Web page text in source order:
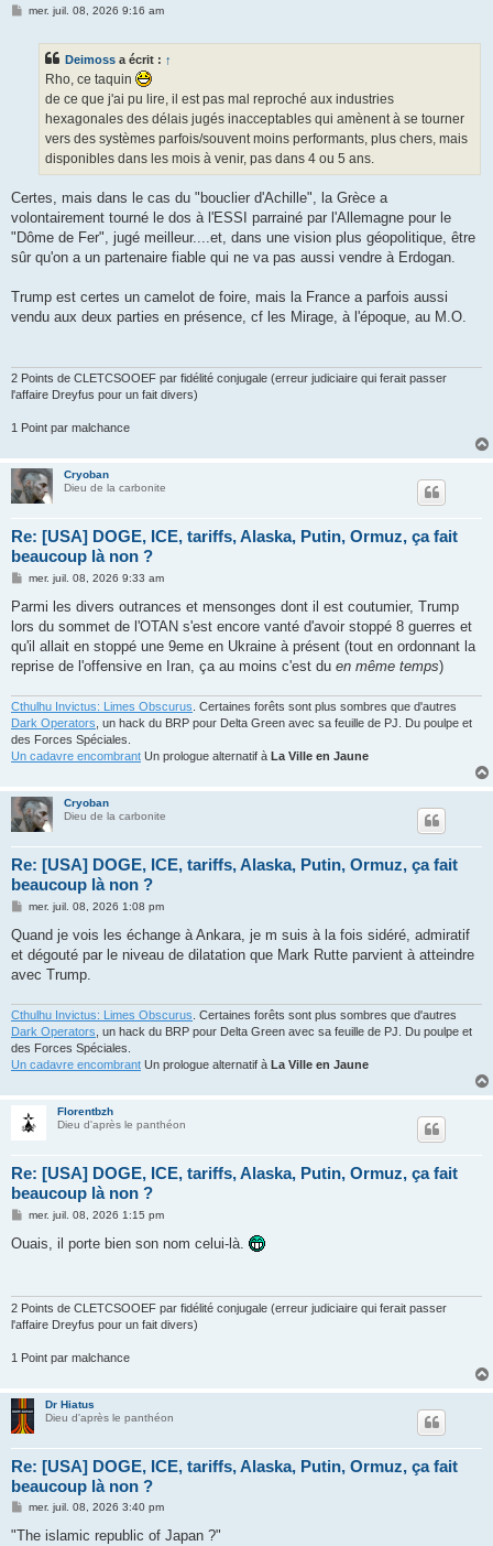
Mmer. juil. 08, 2026 9:16 am
Deimoss a écrit : ↑
Rho, ce taquin
de ce que j'ai pu lire, il est pas mal reproché aux industries
hexagonales des délais jugés inacceptables qui amènent à se tourner
vers des systèmes parfois/souvent moins performants, plus chers, mais
disponibles dans les mois à venir, pas dans 4 ou 5 ans.
Certes, mais dans le cas du "bouclier d'Achille", la Grèce a
volontairement tourné le dos à l'ESSI parrainé par l'Allemagne pour le
"Dôme de Fer", jugé meilleur....et, dans une vision plus géopolitique, être
sûr qu'on a un partenaire fiable qui ne va pas aussi vendre à Erdogan.
Trump est certes un camelot de foire, mais la France a parfois aussi
vendu aux deux parties en présence, cf les Mirage, à l'époque, au M.O.
2 Points de CLETCSOOEF par fidélité conjugale (erreur judiciaire qui ferait passer
l'affaire Dreyfus pour un fait divers)
1 Point par malchance
Cryoban
Dieu de la carbonite
Re: [USA] DOGE, ICE, tariffs, Alaska, Putin, Ormuz, ça fait
beaucoup là non ?
M
s
a
g
mer. juil. 08, 2026 9:33 am
Parmi les divers outrances et mensonges dont il est coutumier, Trump
lors du sommet de l'OTAN s'est encore vanté d'avoir stoppé 8 guerres et
qu'il allait en stoppé une 9eme en Ukraine à présent (tout en ordonnant la
reprise de l'offensive en Iran, ça au moins c'est du en même temps)
Cthulhu Invictus: Limes Obscurus . Certaines forêts sont plus sombres que d'autres
Dark Operators , un hack du BRP pour Delta Green avec sa feuille de PJ. Du poulpe et
des Forces Spéciales.
Un cadavre encombrant Un prologue alternatif à La Ville en Jaune
Cryoban
Dieu de la carbonite
Re: [USA] DOGE, ICE, tariffs, Alaska, Putin, Ormuz, ça fait
beaucoup là non ?
M
s
a
g
mer. juil. 08, 2026 1:08 pm
Quand je vois les échange à Ankara, je m suis à la fois sidéré, admiratif
et dégouté par le niveau de dilatation que Mark Rutte parvient à atteindre
avec Trump.
Cthulhu Invictus: Limes Obscurus. Certaines forêts sont plus sombres que d'autres
Dark Operators, un hack du BRP pour Delta Green avec sa feuille de PJ. Du poulpe et
des Forces Spéciales.
Un cadavre encombrant Un prologue alternatif à La Ville en Jaune
Florentbzh
Dieu d'après le panthéon
Re: [USA] DOGE, ICE, tariffs, Alaska, Putin, Ormuz, ça fait
beaucoup là non ?
M
s
mer. juil. 08, 2026 1:15 pm
Ouais, il porte bien son nom celui-là.
2 Points de CLETCSOOEF par fidélité conjugale (erreur judiciaire qui ferait passer
l'affaire Dreyfus pour un fait divers)
1 Point par malchance
Dr Hiatus
Dieu d'après le panthéon
Re: [USA] DOGE, ICE, tariffs, Alaska, Putin, Ormuz, ça fait
beaucoup là non ?
M
s
mer. juil. 08, 2026 3:40 pm
"The islamic republic of Japan ?"